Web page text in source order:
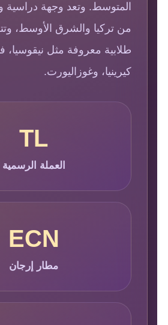
المتوسط. وتعد وجهة دراسية
من تركيا والشرق الأوسط،
طلابية معروفة مثل نيقوسيا،
كيرينيا، وغوزاليورت.
TL
العملة الرسمية
ECN
مطار إرجان